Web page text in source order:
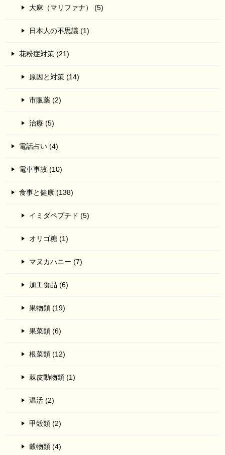
大麻（マリファナ） (5)
日本人の不思議 (1)
花粉症対策 (21)
原因と対策 (14)
市販薬 (2)
治療 (5)
電話占い (4)
電車事故 (10)
食事と健康 (138)
イミダペプチド (5)
オリゴ糖 (1)
マヌカハニー (7)
加工食品 (6)
果物類 (19)
果菜類 (6)
根菜類 (12)
棘皮動物類 (1)
温活 (2)
甲殻類 (2)
穀物類 (4)